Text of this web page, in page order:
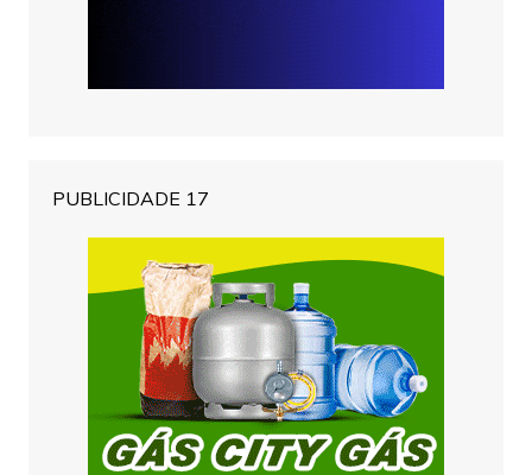
PUBLICIDADE 17